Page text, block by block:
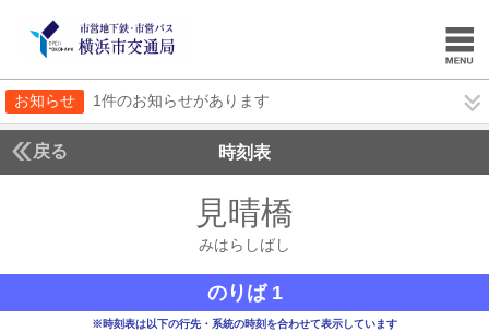
お知らせ 1件のお知らせがあります
戻る 時刻表
見晴橋
みはらしばし
のりば 1
※時刻表は以下の行先・系統の時刻を合わせて表示しています